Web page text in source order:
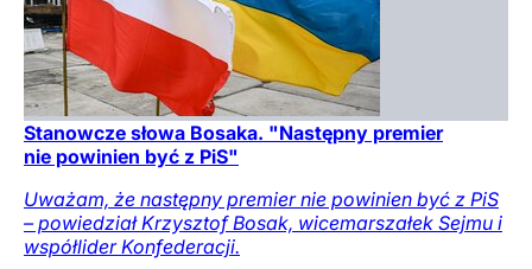
Stanowcze słowa Bosaka. "Następny premier
nie powinien być z PiS"
Uważam, że następny premier nie powinien być z PiS
– powiedział Krzysztof Bosak, wicemarszałek Sejmu i
współlider Konfederacji.